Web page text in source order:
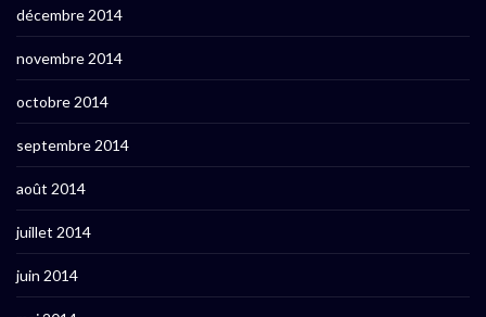
décembre 2014
novembre 2014
octobre 2014
septembre 2014
août 2014
juillet 2014
juin 2014